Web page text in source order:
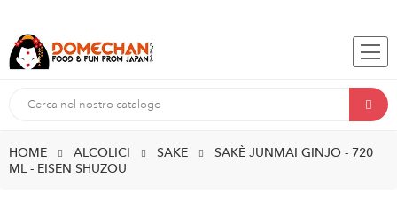
HOME ALCOLICI SAKE
SAKÈ JUNMAI GINJO - 720
ML - EISEN SHUZOU